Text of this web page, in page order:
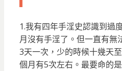
1.我有四年手淫史認識到過
月沒有手淫了。但一直有無
3天一次，少的時候十幾天
個月有5次左右。最要命的